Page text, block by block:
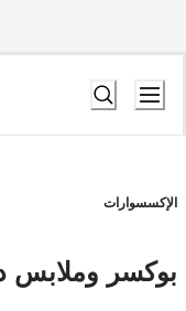
الإكسسوارات
بوكسر وملابس